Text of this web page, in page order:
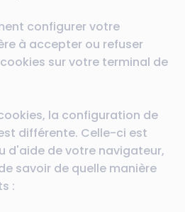
configurer votre
à accepter ou refuser
sur votre terminal de
la configuration de
différente. Celle-ci est
d'aide de votre navigateur,
savoir de quelle manière
: